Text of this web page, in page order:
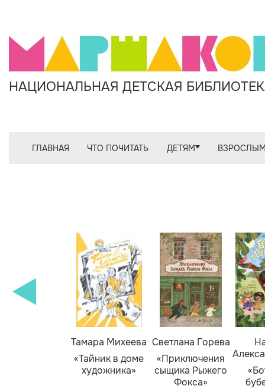
НАЦИОНАЛЬНАЯ ДЕТСКАЯ
ГЛАВНАЯ ЧТО ПОЧИТАТЬ ДЕТЯМ
Тамара Михеева
«Тайник в доме
художника»
Светлана Горева
«Приключения
сыщика Рыжего
Фокса»